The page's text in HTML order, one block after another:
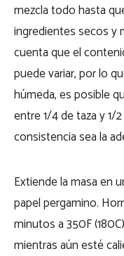
mezcla todo hasta
ingredientes secos y
cuenta que el
puede variar, por lo
húmeda, es posible
entre 1/4 de taza y 1/
consistencia sea la
Extiende la masa en
papel pergamino.
minutos a 350F
mientras aún esté